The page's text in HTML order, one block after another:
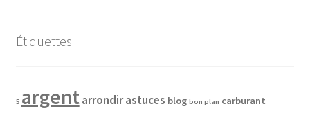
Étiquettes
5 argentarrondirastuces blog bon plan carburant